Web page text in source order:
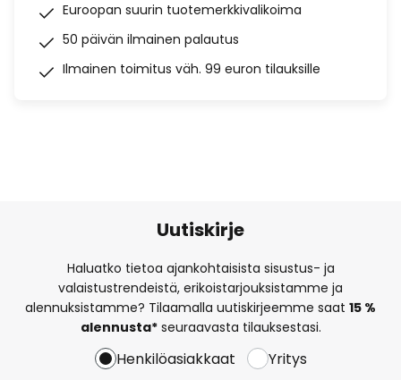
Euroopan suurin tuotemerkkivalikoima
50 päivän ilmainen palautus
Ilmainen toimitus väh. 99 euron tilauksille
Uutiskirje
Haluatko tietoa ajankohtaisista sisustus- ja
valaistustrendeistä, erikoistarjouksistamme ja
alennuksistamme? Tilaamalla uutiskirjeemme saat 15 %
alennusta*seuraavasta tilauksestasi.
Henkilöasiakkaat Yritys